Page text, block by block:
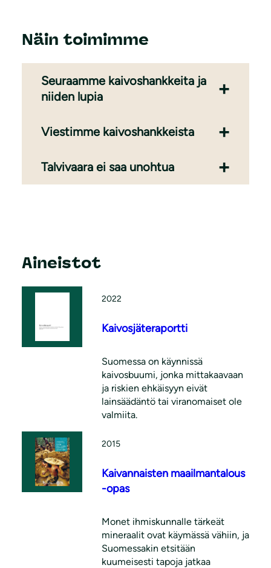
Näin toimimme
Seuraamme kaivoshankkeita ja
niiden lupia
Viestimme kaivoshankkeista
Talvivaara ei saa unohtua
Aineistot
2022
Kaivosjäteraportti
Suomessa on käynnissä
kaivosbuumi, jonka mittakaavaan
ja riskien ehkäisyyn eivät
lainsäädäntö tai viranomaiset ole
valmiita.
2015
Kaivannaisten maailmantalous
-opas
Monet ihmiskunnalle tärkeät
mineraalit ovat käymässä vähiin, ja
Suomessakin etsitään
kuumeisesti tapoja jatkaa